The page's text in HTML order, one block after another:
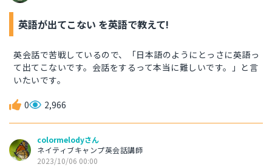
英語が出てこない を英語で教えて!
英会話で苦戦しているので、「日本語のようにとっさに英語っ
て出てこないです。会話をするって本当に難しいです。」と言
いたいです。
0 2,966
colormelodyさん
ネイティブキャンプ英会話講師
2023/10/06 00:00